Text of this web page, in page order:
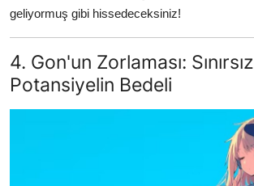
geliyormuş gibi hissedeceksiniz!
4. Gon'un Zorlaması: Sınırsız
Potansiyelin Bedeli